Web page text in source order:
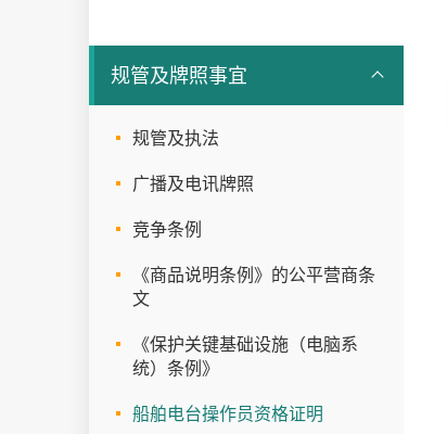
规管及牌照事宜
规管及执法
广播及电讯牌照
竞争条例
《商品说明条例》的公平营商条
文
《保护关键基础设施（电脑系
统）条例》
船舶电台操作员资格证明